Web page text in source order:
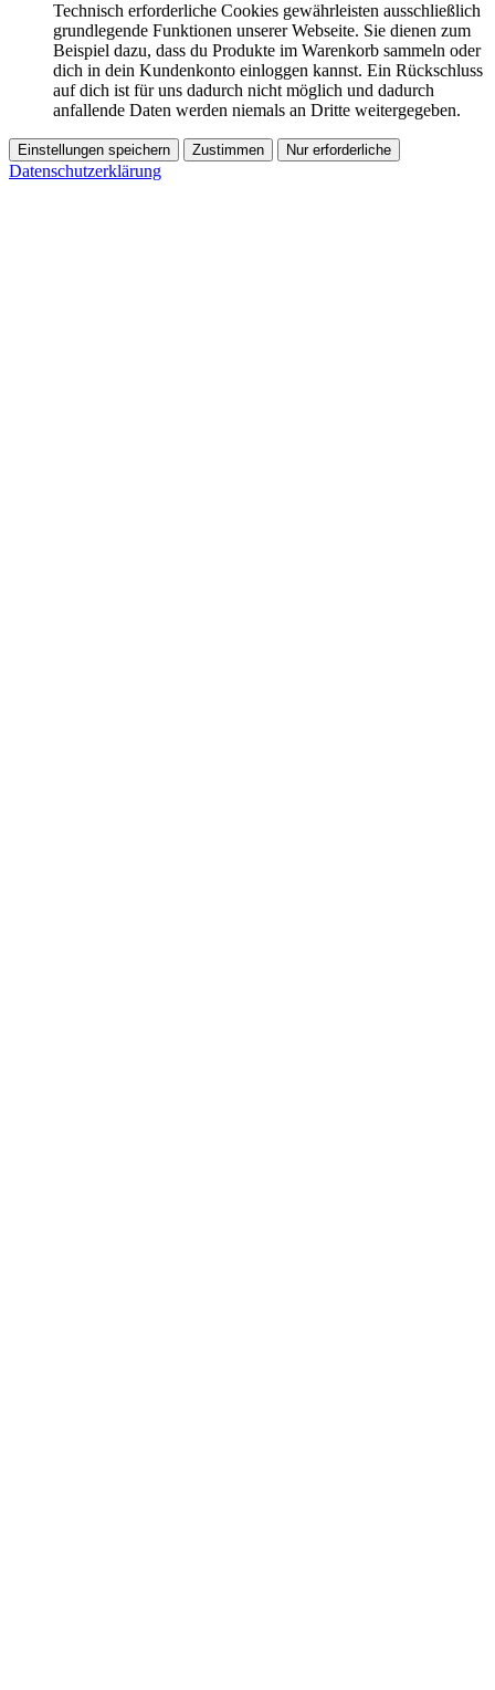
Technisch erforderliche Cookies gewährleisten ausschließlich
grundlegende Funktionen unserer Webseite. Sie dienen zum
Beispiel dazu, dass du Produkte im Warenkorb sammeln oder
dich in dein Kundenkonto einloggen kannst. Ein Rückschluss
auf dich ist für uns dadurch nicht möglich und dadurch
anfallende Daten werden niemals an Dritte weitergegeben.
Einstellungen speichern Zustimmen Nur erforderliche
Datenschutzerklärung